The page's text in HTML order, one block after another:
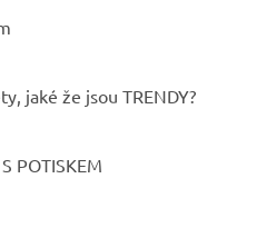
jaké že jsou TRENDY?
POTISKEM